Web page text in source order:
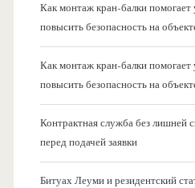
Как монтаж кран-балки помогает
повысить безопасность на
Как монтаж кран-балки помогает
повысить безопасность на
Контрактная служба без лишней
перед подачей заявки
Битуах Леуми и резидентский